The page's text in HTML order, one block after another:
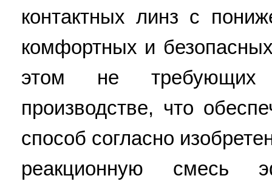
контактных линз с
комфортных и
этом не
производстве, что
способ согласно
реакционную смесь